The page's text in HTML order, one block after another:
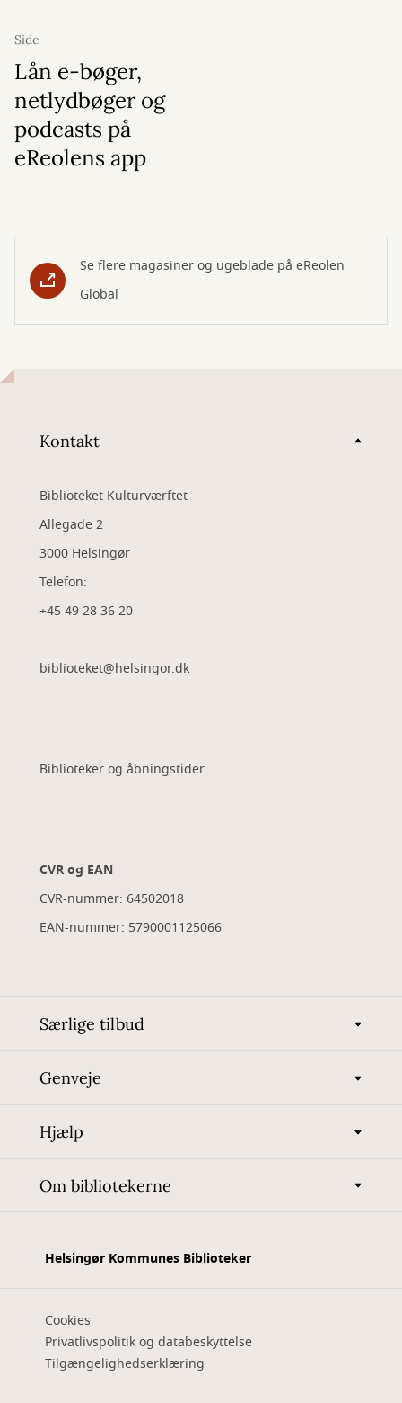
Side
Lån e-bøger,
netlydbøger og
podcasts på
eReolens app
Se flere magasiner og ugeblade på eReolen
Global
Kontakt
Biblioteket Kulturværftet
Allegade 2
3000 Helsingør
Telefon:
+45 49 28 36 20
biblioteket@helsingor.dk
Biblioteker og åbningstider
CVR og EAN
CVR-nummer: 64502018
EAN-nummer: 5790001125066
Særlige tilbud
Genveje
Hjælp
Om bibliotekerne
Helsingør Kommunes Biblioteker
Cookies
Privatlivspolitik og databeskyttelse
Tilgængelighedserklæring